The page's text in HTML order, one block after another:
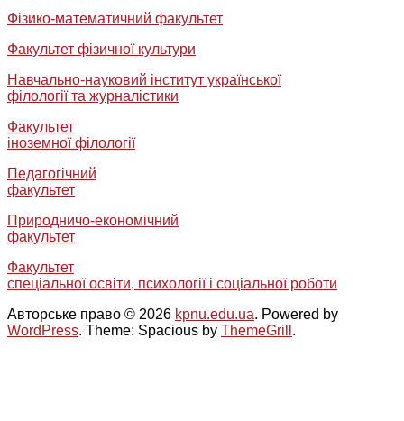
Фізико-математичний факультет
Факультет фізичної культури
Навчально-науковий інститут української
філології та журналістики
Факультет
іноземної філології
Педагогічний
факультет
Природничо-економічний
факультет
Факультет
спеціальної освіти, психології і соціальної роботи
Авторське право © 2026 kpnu.edu.ua. Powered by
WordPress. Theme: Spacious by ThemeGrill .